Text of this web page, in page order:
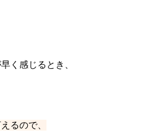
く感じるとき、
るので、